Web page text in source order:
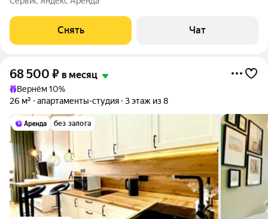
Холодильник Кондиционер Микроволновка Пылесос Дом -
монолитный. Есть
Снять Чат
68 500 ₽ в месяц
Вернём 10%
26 м²
апартаменты-студия 3 этаж из 8
без залога